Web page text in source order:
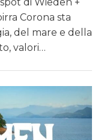
Corona sta
del mare e della
valori…